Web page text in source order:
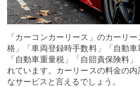
「カーコンカーリース」のカーリ
格」「車両登録時手数料」「自動車
「自動車重量税」「自賠責保険料
れています。カーリースの料金の
なサービスと言えるでしょう。